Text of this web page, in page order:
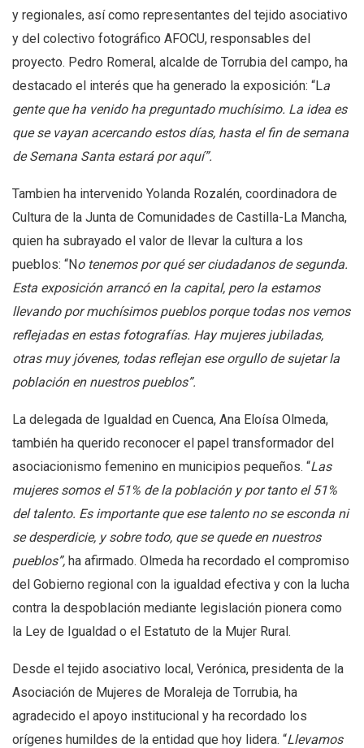
y regionales, así como representantes del tejido asociativo
y del colectivo fotográfico AFOCU, responsables del
proyecto. Pedro Romeral, alcalde de Torrubia del campo, ha
destacado el interés que ha generado la exposición: “La
gente que ha venido ha preguntado muchísimo. La idea es
que se vayan acercando estos días, hasta el fin de semana
de Semana Santa estará por aquí”.
Tambien ha intervenido Yolanda Rozalén, coordinadora de
Cultura de la Junta de Comunidades de Castilla-La Mancha,
quien ha subrayado el valor de llevar la cultura a los
pueblos: “No tenemos por qué ser ciudadanos de segunda.
Esta exposición arrancó en la capital, pero la estamos
llevando por muchísimos pueblos porque todas nos vemos
reflejadas en estas fotografías. Hay mujeres jubiladas,
otras muy jóvenes, todas reflejan ese orgullo de sujetar la
población en nuestros pueblos”.
La delegada de Igualdad en Cuenca, Ana Eloísa Olmeda,
también ha querido reconocer el papel transformador del
asociacionismo femenino en municipios pequeños. “Las
mujeres somos el 51% de la población y por tanto el 51%
del talento. Es importante que ese talento no se esconda ni
se desperdicie, y sobre todo, que se quede en nuestros
pueblos”, ha afirmado. Olmeda ha recordado el compromiso
del Gobierno regional con la igualdad efectiva y con la lucha
contra la despoblación mediante legislación pionera como
la Ley de Igualdad o el Estatuto de la Mujer Rural.
Desde el tejido asociativo local, Verónica, presidenta de la
Asociación de Mujeres de Moraleja de Torrubia, ha
agradecido el apoyo institucional y ha recordado los
orígenes humildes de la entidad que hoy lidera. “Llevamos